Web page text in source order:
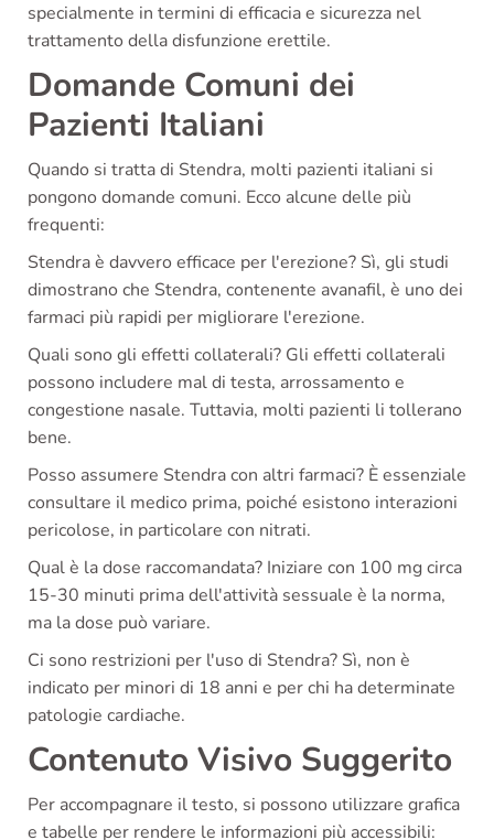
specialmente in termini di efficacia e sicurezza nel
trattamento della disfunzione erettile.
Domande Comuni dei
Pazienti Italiani
Quando si tratta di Stendra, molti pazienti italiani si
pongono domande comuni. Ecco alcune delle più
frequenti:
Stendra è davvero efficace per l'erezione? Sì, gli studi
dimostrano che Stendra, contenente avanafil, è uno dei
farmaci più rapidi per migliorare l'erezione.
Quali sono gli effetti collaterali? Gli effetti collaterali
possono includere mal di testa, arrossamento e
congestione nasale. Tuttavia, molti pazienti li tollerano
bene.
Posso assumere Stendra con altri farmaci? È essenziale
consultare il medico prima, poiché esistono interazioni
pericolose, in particolare con nitrati.
Qual è la dose raccomandata? Iniziare con 100 mg circa
15-30 minuti prima dell'attività sessuale è la norma,
ma la dose può variare.
Ci sono restrizioni per l'uso di Stendra? Sì, non è
indicato per minori di 18 anni e per chi ha determinate
patologie cardiache.
Contenuto Visivo Suggerito
Per accompagnare il testo, si possono utilizzare grafica
e tabelle per rendere le informazioni più accessibili: